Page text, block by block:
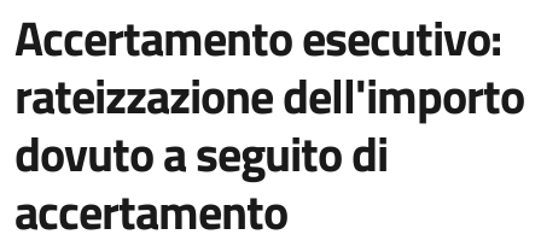
Accertamento esecutivo:
rateizzazione dell'importo
dovuto a seguito di
accertamento